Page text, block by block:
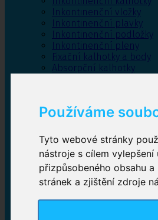
Používáme
Tyto webové stránky
nástroje s cílem
přizpůsobeného obsahu
stránek a zjištění zdroje
Inkontinenční vložky
Inkontinenční plavky
Inkontinenční podložky
Inkontinenční pleny
Fixační kalhotky a body
Absorpční kalhotky
Inkontinenční
Plenkové kalhotky
zalepovací,